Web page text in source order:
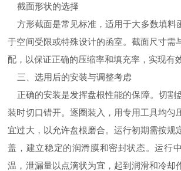
截面形状的选择
方形截面是常见标准，适用于大多数填料
于空间受限或特殊设计的函室。截面尺寸需
配，以保证正确的压缩率和填充率，实现有
三、选用后的安装与调整考虑
正确的安装是发挥盘根性能的保障。切割
装时切口错开。逐圈装入，用专用工具均匀
宜过大，以允许盘根磨合。运行初期需按规
盖，建立稳定的润滑膜和密封状态。运行
温，泄漏量以点滴状为宜，起到润滑和冷却